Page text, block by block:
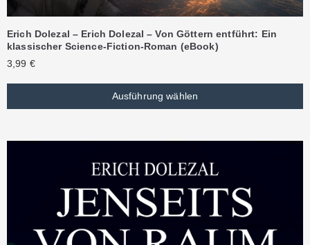
Erich Dolezal – Erich Dolezal – Von Göttern entführt: Ein
klassischer Science-Fiction-Roman (eBook)
3,99 €
Ausführung wählen